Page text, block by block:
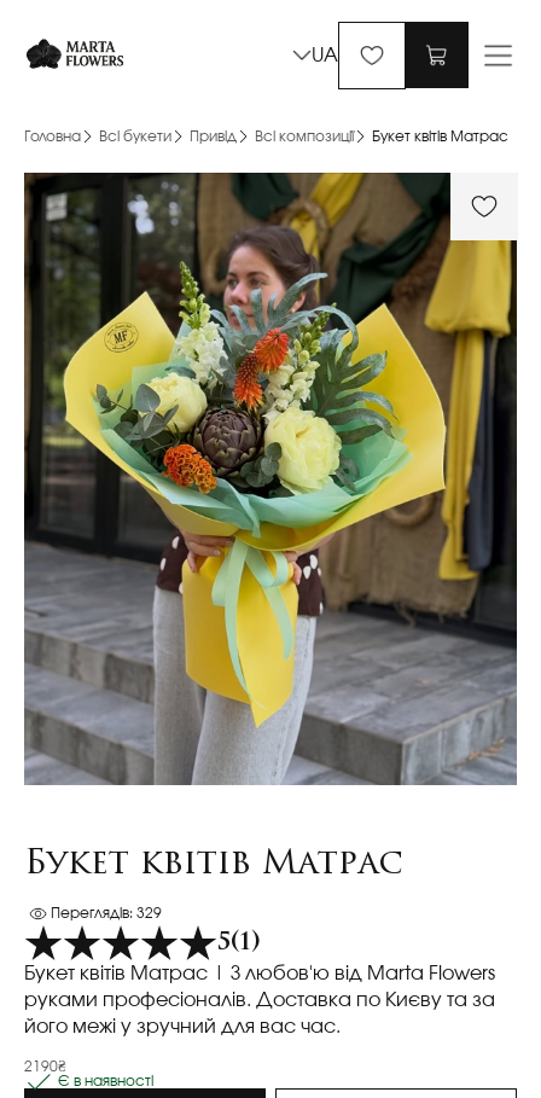
UA
Головна Всі букети Привід Всі композиції Букет квітів Матрас
Букет квітів Матрас
Переглядів: 329
5(1)
Букет квітів Матрас
| З любов'ю від Marta Flowers
руками професіоналів. Доставка по Києву та за
його межі у зручний для вас час.
2190₴
Є в наявності